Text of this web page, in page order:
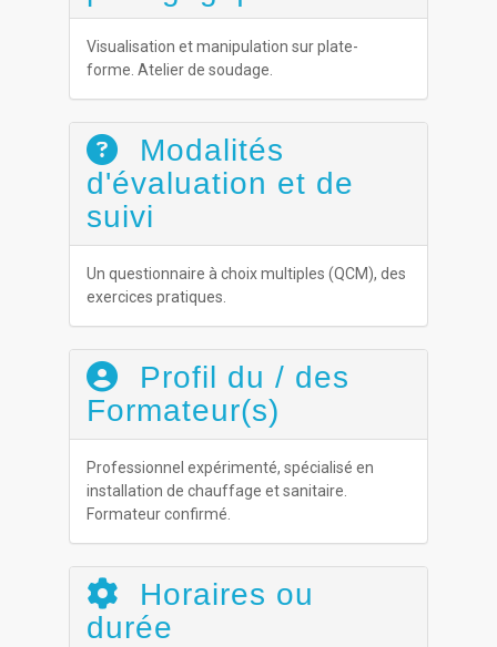
Visualisation et manipulation sur plate-
forme. Atelier de soudage.
Modalités
d'évaluation et de
suivi
Un questionnaire à choix multiples (QCM), des
exercices pratiques.
Profil du / des
Formateur(s)
Professionnel expérimenté, spécialisé en
installation de chauffage et sanitaire.
Formateur confirmé.
Horaires ou
durée